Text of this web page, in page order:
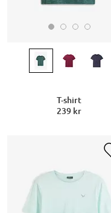
T-shirt
239 kr